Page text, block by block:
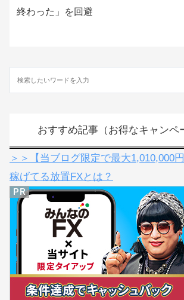
終わった」を回避
おすすめ記事（お得なキャンペ
＞＞【当ブログ限定で最大1,010,000
稼げてる放置FXとは？